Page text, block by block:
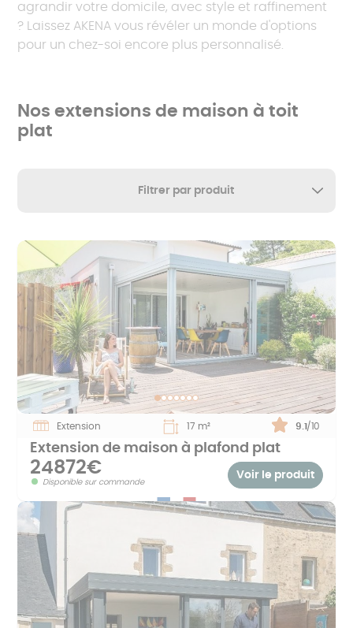
agrandir votre domicile, avec style et raffinement
? Laissez AKENA vous révéler un monde d'options
pour un chez-soi encore plus personnalisé.
Nos extensions de maison à toit
plat
Filtrer par produit
Tout
Extension 17 m² Note :
9.1/10
Extension de maison à plafond plat
24872€
Disponible sur commande
Voir le produit